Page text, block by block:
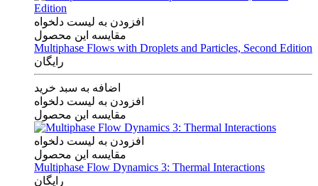
افزودن به لیست دلخواه
مقایسه این محصول
Multiphase Flows with Droplets and Particles, Second Edition
رایگان
اضافه به سبد خرید
افزودن به لیست دلخواه
مقایسه این محصول
افزودن به لیست دلخواه
مقایسه این محصول
Multiphase Flow Dynamics 3: Thermal Interactions
رایگان